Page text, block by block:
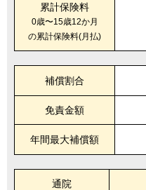
累計保険料
0歳〜15歳12か月
の累計保険料(月払)
補償割合
免責金額
年間最大補償額
通院